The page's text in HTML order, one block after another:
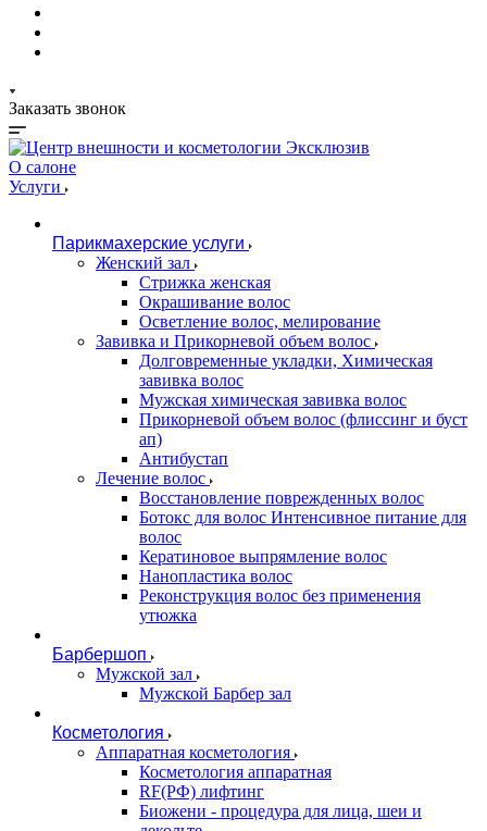
Заказать звонок
О салоне
Услуги
Парикмахерские услуги
Женский зал
Стрижка женская
Окрашивание волос
Осветление волос, мелирование
Завивка и Прикорневой объем волос
Долговременные укладки, Химическая
завивка волос
Мужская химическая завивка волос
Прикорневой объем волос (флиссинг и буст
ап)
Антибустап
Лечение волос
Восстановление поврежденных волос
Бoтокс для волос Интенсивное питание для
волос
Кератиновое выпрямление волос
Нанопластика волос
Реконструкция волос без применения
утюжка
Барбершоп
Мужской зал
Мужской Барбер зал
Косметология
Аппаратная косметология
Косметология аппаратная
RF(РФ) лифтинг
Биожени - процедура для лица, шеи и